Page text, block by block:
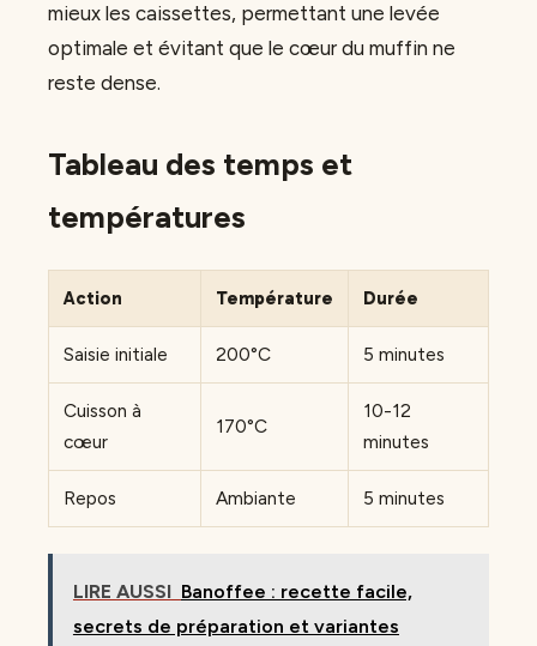
mieux les caissettes, permettant une levée
optimale et évitant que le cœur du muffin ne
reste dense.
Tableau des temps et
températures
Action Température Durée
Saisie initiale 200°C 5 minutes
Cuisson à
cœur
170°C
10-12
minutes
Repos Ambiante 5 minutes
LIRE AUSSI Banoffee : recette facile,
secrets de préparation et variantes